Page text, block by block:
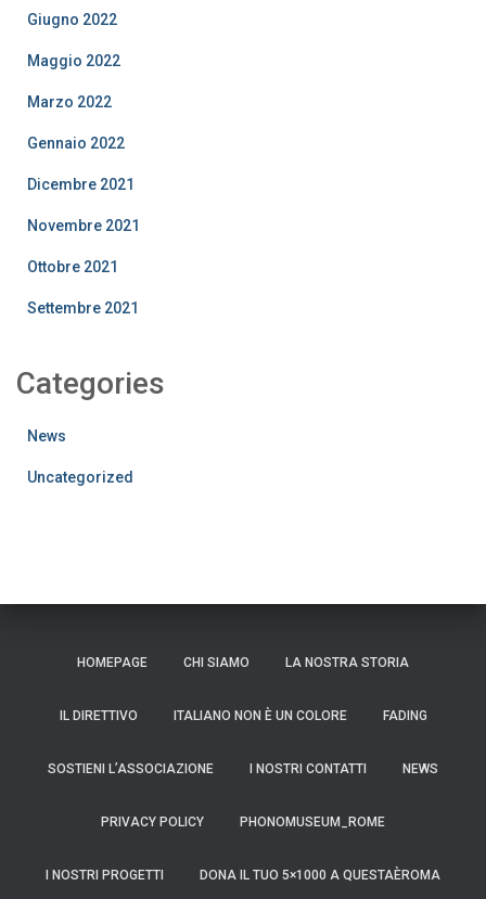
Giugno 2022
Maggio 2022
Marzo 2022
Gennaio 2022
Dicembre 2021
Novembre 2021
Ottobre 2021
Settembre 2021
Categories
News
Uncategorized
HOMEPAGE CHI SIAMO LA NOSTRA STORIA
IL DIRETTIVO ITALIANO NON È UN COLORE FADING
SOSTIENI L’ASSOCIAZIONE I NOSTRI CONTATTI NEWS
PRIVACY POLICY PHONOMUSEUM_ROME
I NOSTRI PROGETTI DONA IL TUO 5×1000 A QUESTAÈROMA